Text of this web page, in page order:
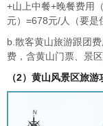
+山上中餐+晚餐费用
元）=678元/人（要是
b.散客黄山旅游跟团
费，含黄山门票、景
（2）黄山风景区旅游